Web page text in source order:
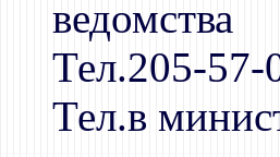
ведомства
Тел.205-57-
Тел.в